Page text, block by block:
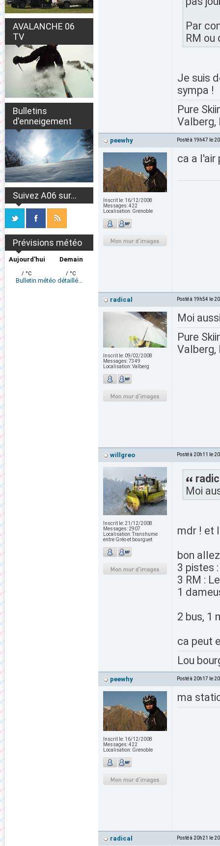
AVALANCHE 06
TV
Bulletins
d'enneigement
Suivez A06 sur...
Prévisions météo
Aujourd'hui
/ °C
Demain
/ °C
Bulletin météo détaillé...
Par
RM ou
Je suis
sympa !
Pure
Valberg,
peewhy Posté à 19h47 le
Inscrit le: 16/12/2008
Messages:422
Localisation: Grenoble
ca a l'air
radical Posté à 19h54 le
Inscrit le: 09/02/2008
Messages:7349
Localisation:Valberg
Moi
Pure
Valberg,
willgreo Posté à 20h11 le
Inscrit le: 21/12/2008
Messages: 2907
Localisation:Transhume
entre Gréo et bourguet
Moi
mdr ! et
bon
3 pistes
3 RM :
1
2 bus, 1
ca peut
Lou
peewhy Posté à 20h17 le
Inscrit le: 16/12/2008
Messages:422
Localisation: Grenoble
ma
radical Posté à 20h21 le